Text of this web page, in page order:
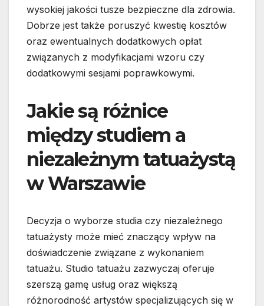
wysokiej jakości tusze bezpieczne dla zdrowia.
Dobrze jest także poruszyć kwestię kosztów
oraz ewentualnych dodatkowych opłat
związanych z modyfikacjami wzoru czy
dodatkowymi sesjami poprawkowymi.
Jakie są różnice
między studiem a
niezależnym tatuażystą
w Warszawie
Decyzja o wyborze studia czy niezależnego
tatuażysty może mieć znaczący wpływ na
doświadczenie związane z wykonaniem
tatuażu. Studio tatuażu zazwyczaj oferuje
szerszą gamę usług oraz większą
różnorodność artystów specjalizujących się w